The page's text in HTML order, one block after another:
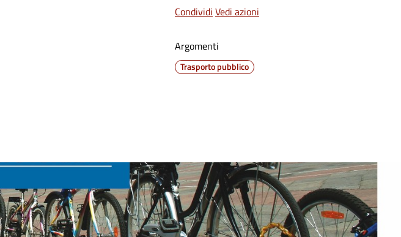
Condividi Vedi azioni
Argomenti
Trasporto pubblico